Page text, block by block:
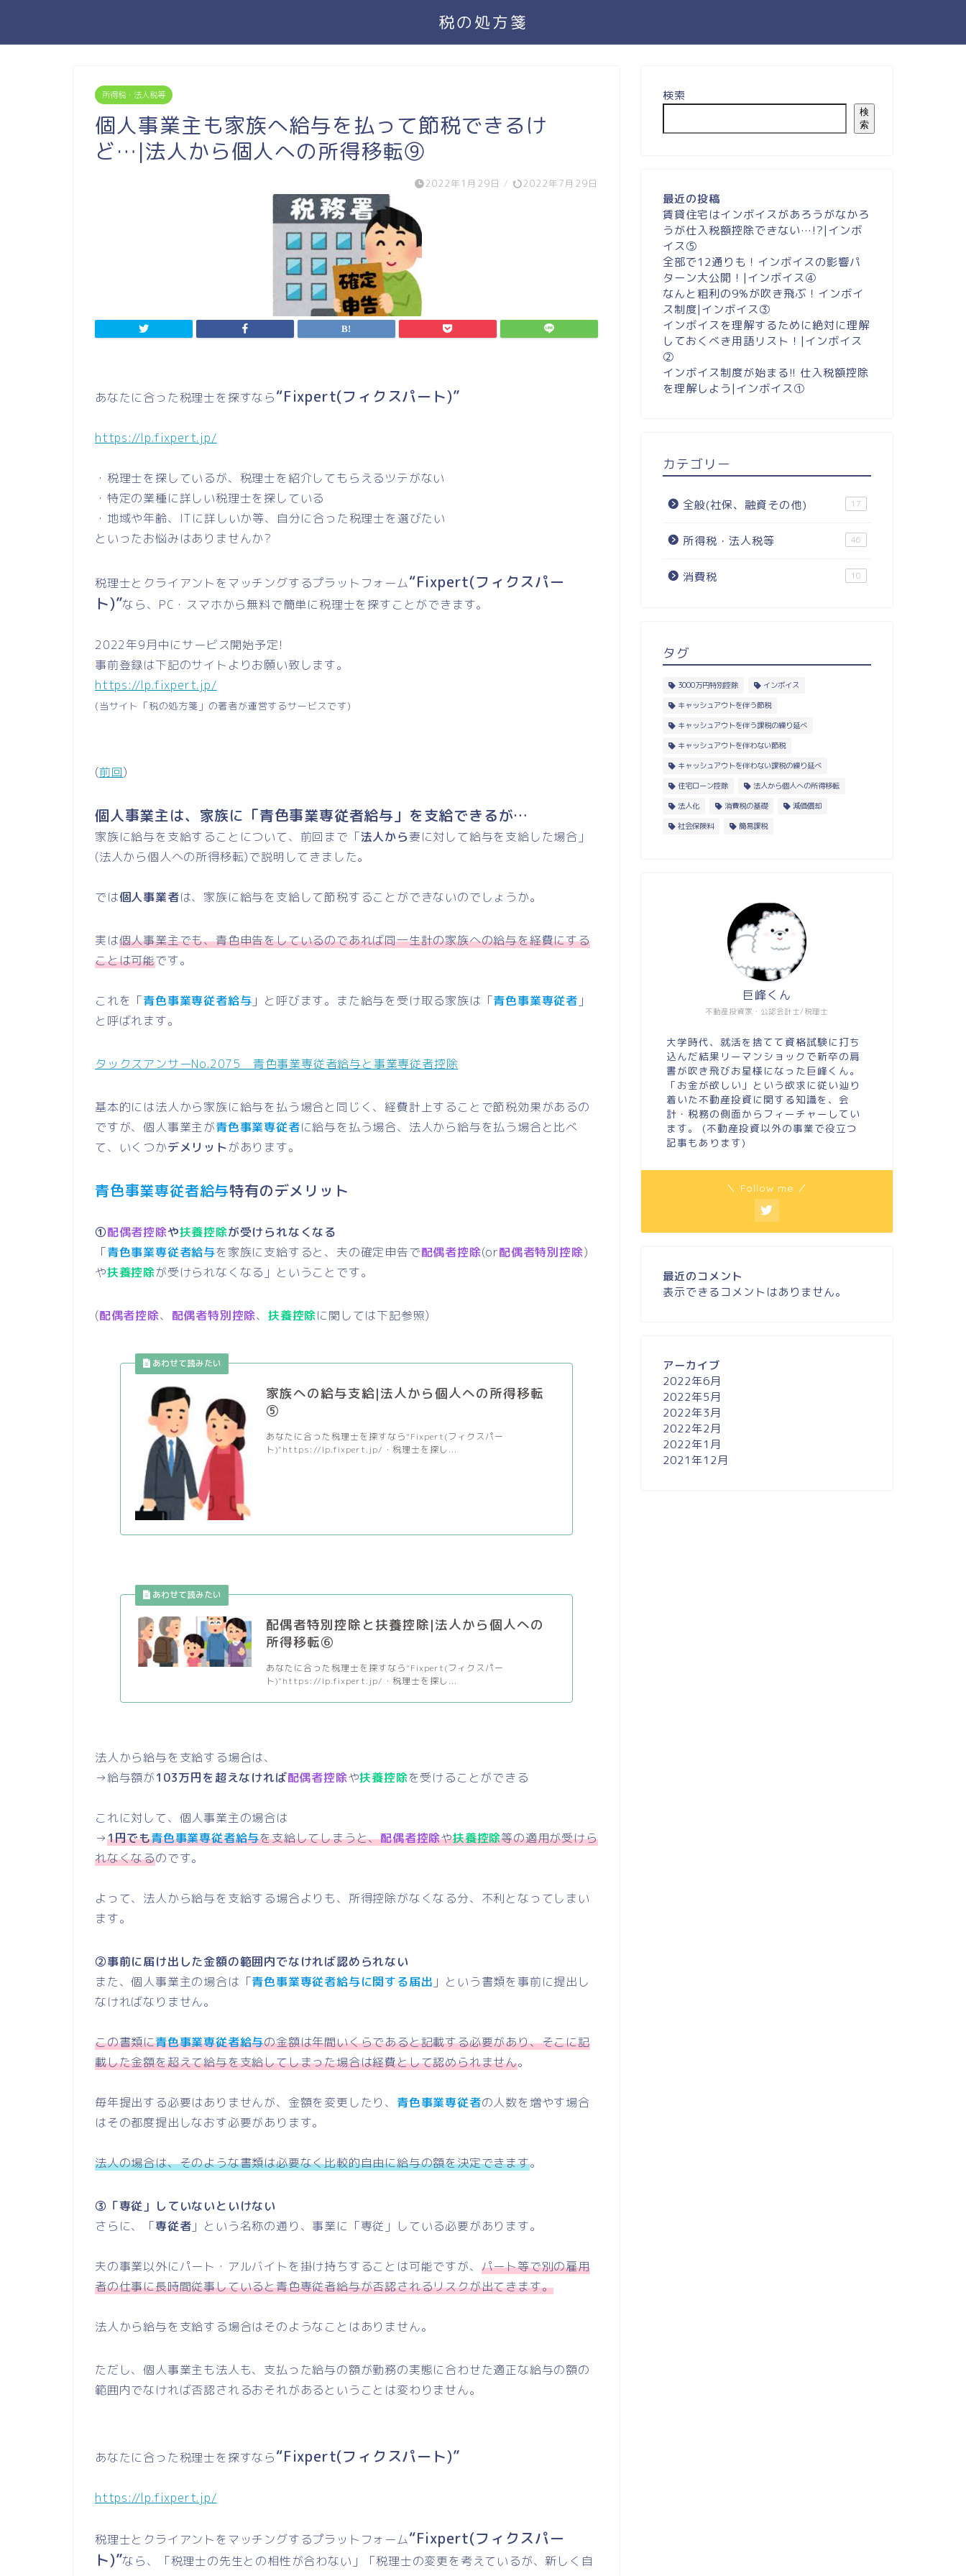
税の処方箋
所得税・法人税等
個人事業主も家族へ給与を払って節税できるけ
ど…|法人から個人への所得移転⑨
2022年1月29日 / 2022年7月29日
あなたに合った税理士を探すなら“Fixpert(フィクスパート)”
https://lp.fixpert.jp/
・税理士を探しているが、税理士を紹介してもらえるツテがない
・特定の業種に詳しい税理士を探している
・地域や年齢、ITに詳しいか等、自分に合った税理士を選びたい
といったお悩みはありませんか?
税理士とクライアントをマッチングするプラットフォーム“Fixpert(フィクスパー
ト)”なら、PC・スマホから無料で簡単に税理士を探すことができます。
2022年9月中にサービス開始予定!
事前登録は下記のサイトよりお願い致します。
https://lp.fixpert.jp/
(当サイト「税の処方箋」の著者が運営するサービスです)
(前回)
個人事業主は、家族に「青色事業専従者給与」を支給できるが…
家族に給与を支給することについて、前回まで「法人から妻に対して給与を支給した場合」
(法人から個人への所得移転)で説明してきました。
では個人事業者は、家族に給与を支給して節税することができないのでしょうか。
実は個人事業主でも、青色申告をしているのであれば同一生計の家族への給与を経費にする
ことは可能です。
これを「青色事業専従者給与 」と呼びます。また給与を受け取る家族は「青色事業専従者 」
と呼ばれます。
タックスアンサーNo.2075 青色事業専従者給与と事業専従者控除
基本的には法人から家族に給与を払う場合と同じく、経費計上することで節税効果があるの
ですが、個人事業主が青色事業専従者に給与を払う場合、法人から給与を払う場合と比べ
て、いくつかデメリットがあります。
青色事業専従者給与特有のデメリット
①配偶者控除や扶養控除が受けられなくなる
「青色事業専従者給与を家族に支給すると、夫の確定申告で配偶者控除(or配偶者特別控除)
や扶養控除が受けられなくなる」ということです。
(配偶者控除、 配偶者特別控除、扶養控除に関しては下記参照)
家族への給与支給|法人から個人への所得移転
⑤
あなたに合った税理士を探すなら"Fixpert(フィクスパー
ト)"https://lp.fixpert.jp/・税理士を探し...
配偶者特別控除と扶養控除|法人から個人への
所得移転⑥
あなたに合った税理士を探すなら"Fixpert(フィクスパー
ト)"https://lp.fixpert.jp/・税理士を探し...
法人から給与を支給する場合は、
→給与額が103万円を超えなければ配偶者控除や扶養控除を受けることができる
これに対して、個人事業主の場合は
→1円でも青色事業専従者給与を支給してしまうと、配偶者控除や扶養控除等の適用が受けら
れなくなるのです。
よって、法人から給与を支給する場合よりも、所得控除がなくなる分、不利となってしまい
ます。
②事前に届け出した金額の範囲内でなければ認められない
また、個人事業主の場合は「青色事業専従者給与に関する届出 」という書類を事前に提出し
なければなりません。
この書類に青色事業専従者給与の金額は年間いくらであると記載する必要があり、そこに記
載した金額を超えて給与を支給してしまった場合は経費として認められません。
毎年提出する必要はありませんが、金額を変更したり、 青色事業専従者の人数を増やす場合
はその都度提出しなおす必要があります。
法人の場合は、そのような書類は必要なく比較的自由に給与の額を決定できます。
③「専従」していないといけない
さらに、「専従者 」という名称の通り、事業に「専従」している必要があります。
夫の事業以外にパート・アルバイトを掛け持ちすることは可能ですが、 パート等で別の雇用
者の仕事に長時間従事していると青色専従者給与が否認されるリスクが出てきます。
法人から給与を支給する場合はそのようなことはありません。
ただし、個人事業主も法人も、支払った給与の額が勤務の実態に合わせた適正な給与の額の
範囲内でなければ否認されるおそれがあるということは変わりません。
あなたに合った税理士を探すなら“Fixpert(フィクスパート)”
https://lp.fixpert.jp/
税理士とクライアントをマッチングするプラットフォーム“Fixpert(フィクスパー
ト)”なら、「税理士の先生との相性が合わない」「税理士の変更を考えているが、新しく自
検索
検
索
最近の投稿
賃貸住宅はインボイスがあろうがなかろ
うが仕入税額控除できない…!?|インボ
イス⑤
全部で12通りも！インボイスの影響パ
ターン大公開！|インボイス④
なんと粗利の9%が吹き飛ぶ！インボイ
ス制度|インボイス③
インボイスを理解するために絶対に理解
しておくべき用語リスト！|インボイス
②
インボイス制度が始まる!! 仕入税額控除
を理解しよう|インボイス①
カテゴリー
全般(社保、融資その他) 17
所得税・法人税等 46
消費税 10
タグ
3000万円特別控除
インボイス
キャッシュアウトを伴う節税
キャッシュアウトを伴う課税の繰り延べ
キャッシュアウトを伴わない節税
キャッシュアウトを伴わない課税の繰り延べ
住宅ローン控除
法人から個人への所得移転
法人化
消費税の基礎
減価償却
社会保険料
簡易課税
不動産投資家・公認会計士/税理士
巨峰くん
大学時代、就活を捨てて資格試験に打ち
込んだ結果リーマンショックで新卒の肩
書が吹き飛びお星様になった巨峰くん。
「お金が欲しい」という欲求に従い辿り
着いた不動産投資に関する知識を、会
計・税務の側面からフィーチャーしてい
ます。 (不動産投資以外の事業で役立つ
記事もあります)
＼ Follow me ／
最近のコメント
表示できるコメントはありません。
アーカイブ
2022年6月
2022年5月
2022年3月
2022年2月
2022年1月
2021年12月